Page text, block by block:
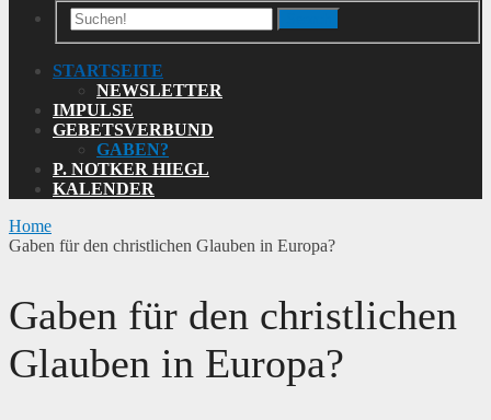
STARTSEITE
NEWSLETTER
IMPULSE
GEBETSVERBUND
GABEN?
P. NOTKER HIEGL
KALENDER
Home
Gaben für den christlichen Glauben in Europa?
Gaben für den christlichen
Glauben in Europa?